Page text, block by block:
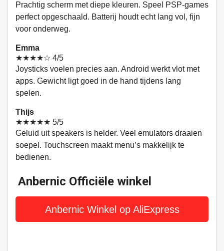
Prachtig scherm met diepe kleuren. Speel PSP-games
perfect opgeschaald. Batterij houdt echt lang vol, fijn
voor onderweg.
Emma
★★★★☆ 4/5
Joysticks voelen precies aan. Android werkt vlot met
apps. Gewicht ligt goed in de hand tijdens lang
spelen.
Thijs
★★★★★ 5/5
Geluid uit speakers is helder. Veel emulators draaien
soepel. Touchscreen maakt menu’s makkelijk te
bedienen.
Anbernic Officiële winkel
Anbernic Winkel op AliExpress